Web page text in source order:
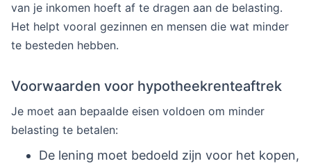
van je inkomen hoeft af te dragen aan de belasting.
Het helpt vooral gezinnen en mensen die wat minder
te besteden hebben.
Voorwaarden voor hypotheekrenteaftrek
Je moet aan bepaalde eisen voldoen om minder
belasting te betalen:
De lening moet bedoeld zijn voor het kopen,